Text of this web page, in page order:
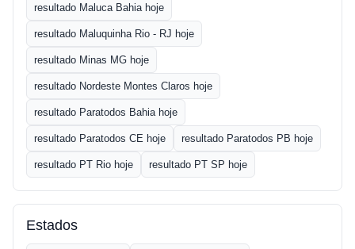
resultado Maluca Bahia hoje
resultado Maluquinha Rio - RJ hoje
resultado Minas MG hoje
resultado Nordeste Montes Claros hoje
resultado Paratodos Bahia hoje
resultado Paratodos CE hoje resultado Paratodos PB hoje
resultado PT Rio hoje resultado PT SP hoje
Estados